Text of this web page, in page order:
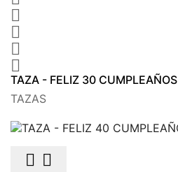




TAZA - FELIZ 30 CUMPLEAÑOS
TAZAS
 